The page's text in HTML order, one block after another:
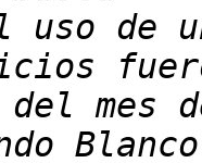
uso de
mes